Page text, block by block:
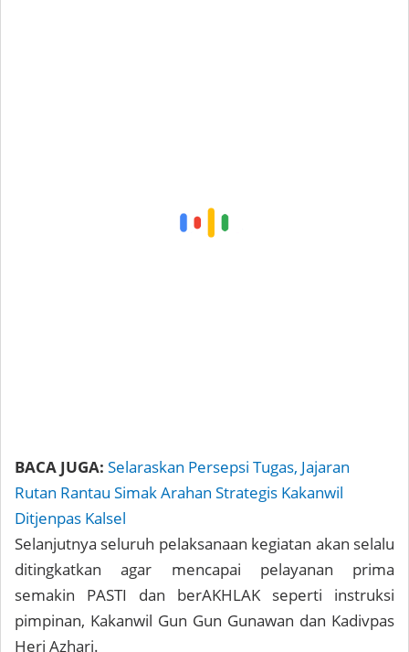
BACA JUGA: Selaraskan Persepsi Tugas, Jajaran
Rutan Rantau Simak Arahan Strategis Kakanwil
Ditjenpas Kalsel
Selanjutnya seluruh pelaksanaan kegiatan akan selalu
ditingkatkan agar mencapai pelayanan prima
semakin PASTI dan berAKHLAK seperti instruksi
pimpinan, Kakanwil Gun Gun Gunawan dan Kadivpas
Heri Azhari.